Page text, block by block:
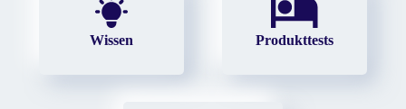
Wissen Produkttests